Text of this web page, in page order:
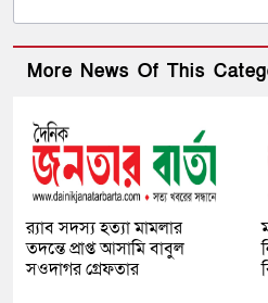
More News Of This
র‌্যাব সদস্য হত্যা মামলার
তদন্তে প্রাপ্ত আসামি বাবুল
সওদাগর গ্রেফতার